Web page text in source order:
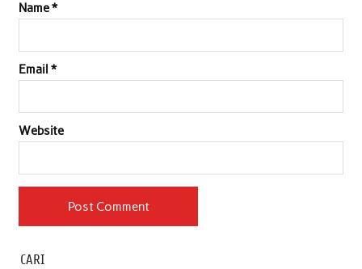
Name*
Email *
Website
CARI